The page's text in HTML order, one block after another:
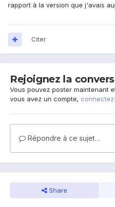
rapport à la version que j'avais
Citer
Rejoignez la
Vous pouvez poster maintenant
vous avez un compte,
Répondre à ce sujet…
Share